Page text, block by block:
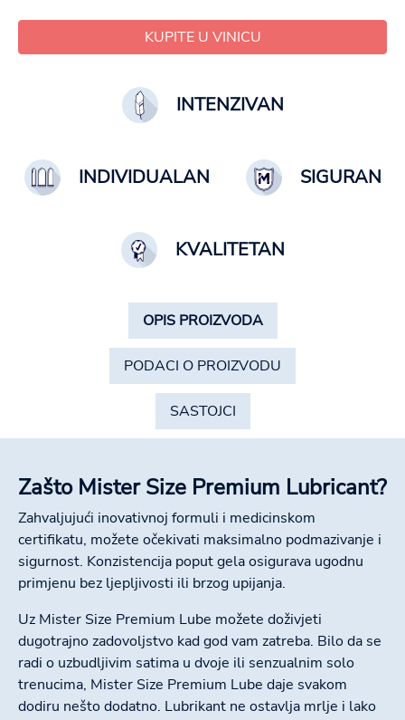
KUPITE U VINICU
INTENZIVAN
INDIVIDUALAN SIGURAN
KVALITETAN
OPIS PROIZVODA
PODACI O PROIZVODU
SASTOJCI
Zašto Mister Size Premium Lubricant?
Zahvaljujući inovativnoj formuli i medicinskom
certifikatu, možete očekivati maksimalno podmazivanje i
sigurnost. Konzistencija poput gela osigurava ugodnu
primjenu bez ljepljivosti ili brzog upijanja.
Uz Mister Size Premium Lube možete doživjeti
dugotrajno zadovoljstvo kad god vam zatreba. Bilo da se
radi o uzbudljivim satima u dvoje ili senzualnim solo
trenucima, Mister Size Premium Lube daje svakom
dodiru nešto dodatno. Lubrikant ne ostavlja mrlje i lako